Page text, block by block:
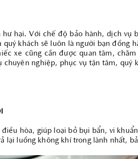
THÊM
hại. Với chế độ bảo hành, dịch
khách sẽ luôn là người bạn
xe cũng cần được quan tâm,
nghiệp, phục vụ tận tâm,
hòa, giúp loại bỏ bụi bẩn, vi
lại luồng không khí trong lành nhất,